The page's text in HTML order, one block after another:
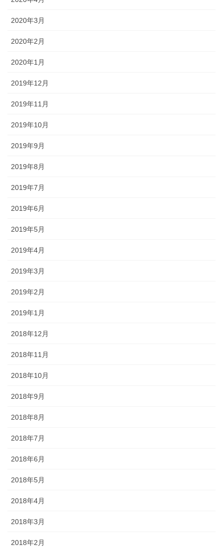
2020年3月
2020年2月
2020年1月
2019年12月
2019年11月
2019年10月
2019年9月
2019年8月
2019年7月
2019年6月
2019年5月
2019年4月
2019年3月
2019年2月
2019年1月
2018年12月
2018年11月
2018年10月
2018年9月
2018年8月
2018年7月
2018年6月
2018年5月
2018年4月
2018年3月
2018年2月